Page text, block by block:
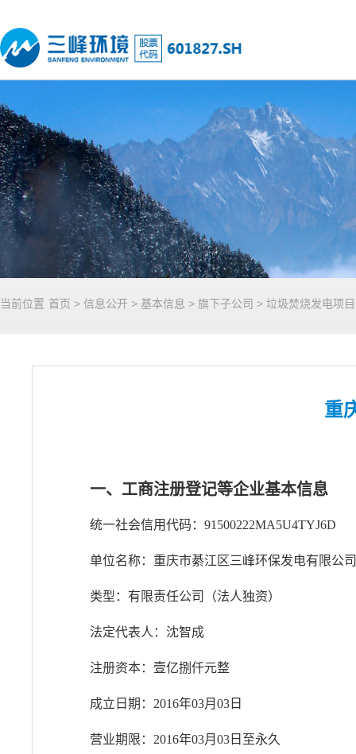
当前位置 首页 > 信息公开 > 基本信息 > 旗下子公司 > 垃圾焚烧发电项
重
一、工商注册登记等企业基本信息
统一社会信用代码：91500222MA5U4TYJ6D
单位名称：重庆市綦江区三峰环保发电有限公
类型：有限责任公司（法人独资）
法定代表人：沈智成
注册资本：壹亿捌仟元整
成立日期：2016年03月03日
营业期限：2016年03月03日至永久